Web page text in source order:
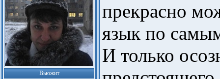
Вьюжит
прекрасно
язык по
И только